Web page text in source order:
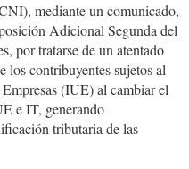
mediante un comunicado,
Adicional Segunda del
por tratarse de un atentado
los contribuyentes sujetos al
(IUE) al cambiar el
e IT, generando
tributaria de las